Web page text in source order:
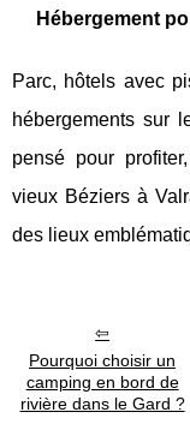
Hébergement
Parc, hôtels avec
hébergements sur
pensé pour
vieux Béziers à
des lieux
Pourquoi choisir un
camping en bord de
rivière dans le Gard ?